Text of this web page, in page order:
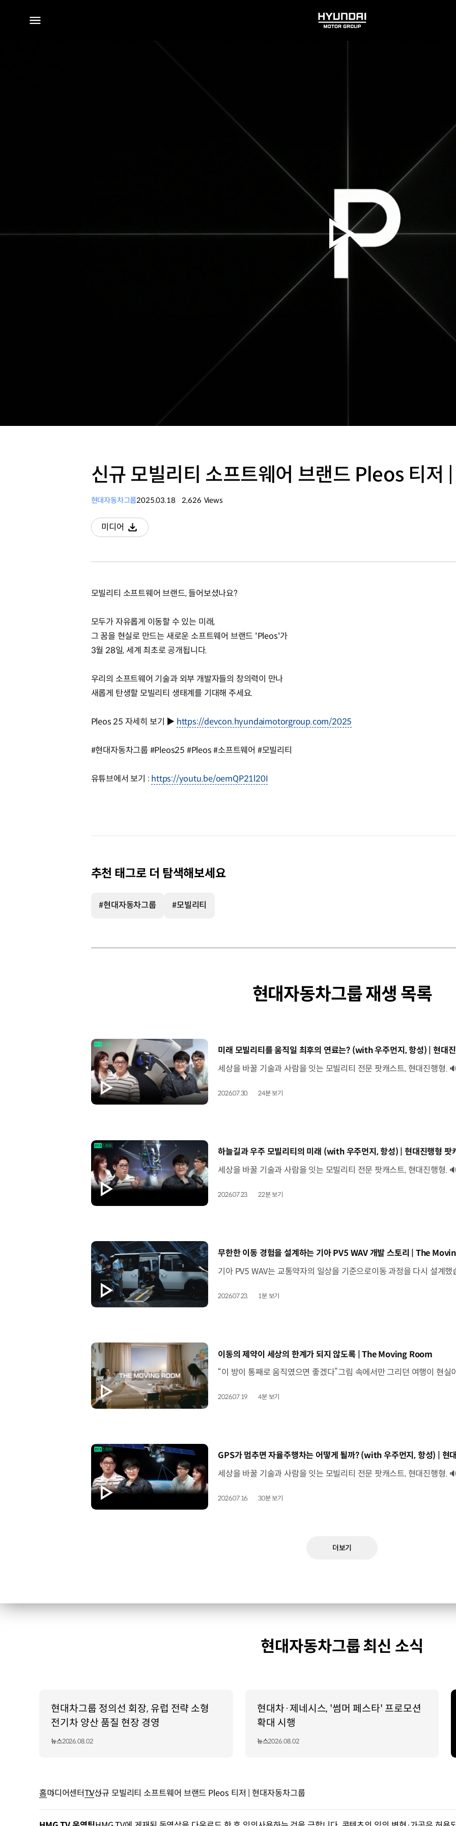
HYUNDAI
신규 모빌리티 소프트웨어 브랜드 Pleos 티저
현대자동차그룹2025.03.18 2,626 Views
미디어
다운로드
모빌리티 소프트웨어 브랜드, 들어보셨나요?
모두가 자유롭게 이동할 수 있는 미래,
그 꿈을 현실로 만드는 새로운 소프트웨어 브랜드 'Pleos'가
3월 28일, 세계 최초로 공개됩니다.
우리의 소프트웨어 기술과 외부 개발자들의 창의력이 만나
새롭게 탄생할 모빌리티 생태계를 기대해 주세요.
Pleos 25 자세히 보기 ▶ https://devcon.hyundaimotorgroup.com/2025
#현대자동차그룹 #Pleos25 #Pleos #소프트웨어 #모빌리티
유튜브에서 보기 : https://youtu.be/oemQP21l20I
추천 태그로 더 탐색해보세요
#현대자동차그룹 #모빌리티
현대자동차그룹 재생 목록
[동영상]
미래 모빌리티를 움직일 최후의 연료는? (with 우주먼지, 항성) | 현대
2026.07.30. 24분 보기
[동영상]
하늘길과 우주 모빌리티의 미래 (with 우주먼지, 항성) | 현대진행형 팟
2026.07.23. 22분 보기
[동영상]
무한한 이동 경험을 설계하는 기아 PV5 WAV 개발 스토리 | The
2026.07.23. 1분 보기
[동영상]
이동의 제약이 세상의 한계가 되지 않도록 | The Moving Room
2026.07.19. 4분 보기
[동영상]
2026.07.16. 30분 보기
더보기
현대자동차그룹 최신 소식
현대차그룹 정의선 회장, 유럽 전략 소형
전기차 양산 품질 현장 경영
뉴스2026.08.02
현대차·제네시스, '썸머 페스타' 프로모션
확대 시행
뉴스2026.08.02
홈미디어센터TV신규 모빌리티 소프트웨어 브랜드 Pleos 티저 | 현대자동차그룹